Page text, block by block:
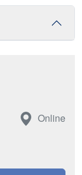
Online